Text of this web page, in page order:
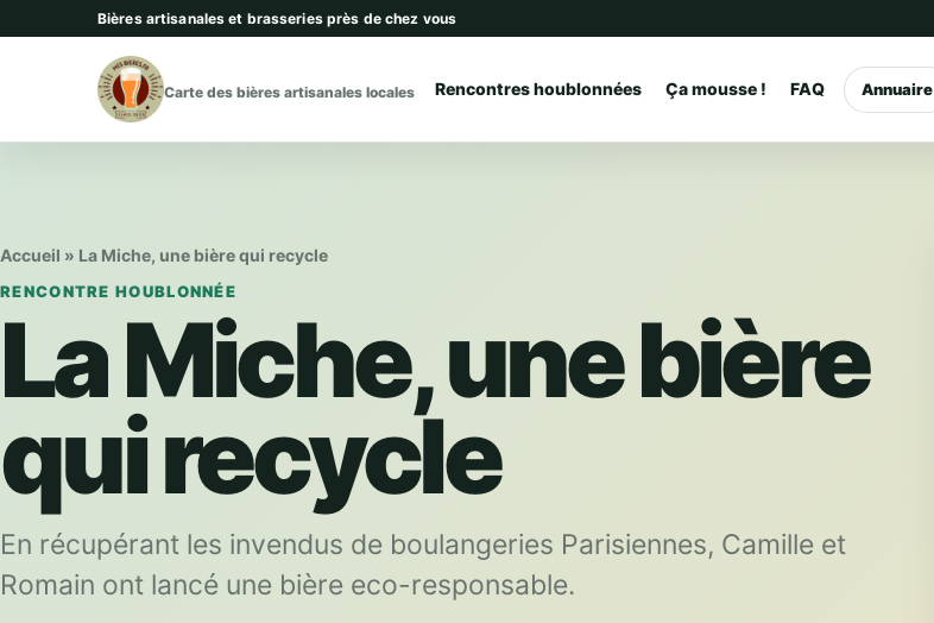
Aller au contenuBières artisanales et brasseries près de chez vous
Carte des bières artisanales locales Rencontres houblonnées Ça mousse ! FAQ Annuaire
Accueil » La Miche, une bière qui recycle
RENCONTRE HOUBLONNÉE
La Miche, une bière
qui recycle
En récupérant les invendus de boulangeries Parisiennes, Camille et
Romain ont lancé une bière eco-responsable.